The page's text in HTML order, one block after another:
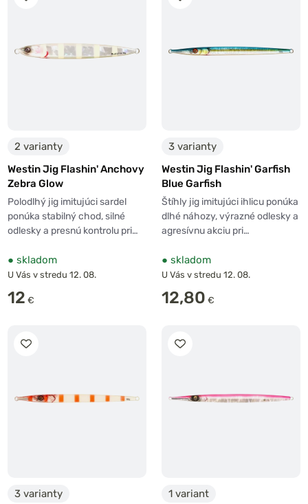
2 varianty
Westin Jig Flashin' Anchovy
Zebra Glow
Polodlhý jig imitujúci sardel
ponúka stabilný chod, silné
odlesky a presnú kontrolu pri…
● skladom
U Vás v stredu 12. 08.
12 €
3 varianty
Westin Jig Flashin' Garfish
Blue Garfish
Štíhly jig imitujúci ihlicu ponúka
dlhé náhozy, výrazné odlesky a
agresívnu akciu pri…
● skladom
U Vás v stredu 12. 08.
12,80 €
3 varianty
1 variant